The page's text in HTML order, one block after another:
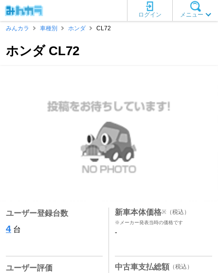
メニュー
ログイン
みんカラ
車種別 ホンダ CL72
ホンダ CL72
ユーザー登録台数
4 台
ユーザー評価
新車本体価格※ （税込）
※メーカー発表当時の価格です
-
中古車支払総額 （税込）